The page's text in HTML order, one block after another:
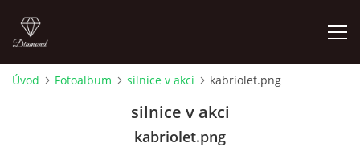
Úvod Fotoalbum silnice v akci kabriolet.png
silnice v akci
kabriolet.png